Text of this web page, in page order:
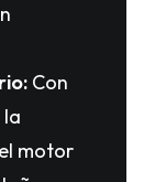
Con
motor